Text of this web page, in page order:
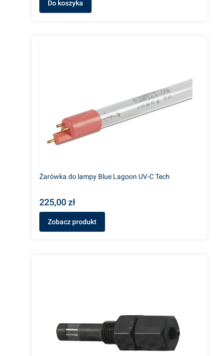
Do koszyka
Żarówka do lampy Blue Lagoon UV-C Tech
225,00 zł
Zobacz produkt